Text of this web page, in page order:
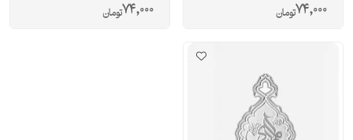
74,000تومان 74,000تومان